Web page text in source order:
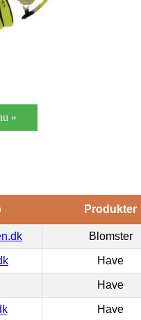
»
Produkter
Blomster
Have
Have
Have